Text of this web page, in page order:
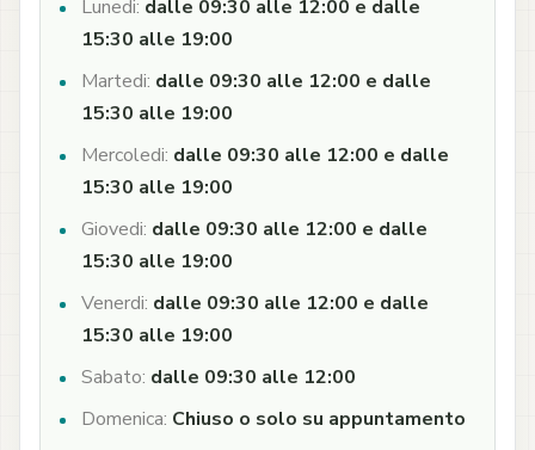
Lunedi: dalle 09:30 alle 12:00 e dalle
15:30 alle 19:00
Martedi: dalle 09:30 alle 12:00 e dalle
15:30 alle 19:00
Mercoledi: dalle 09:30 alle 12:00 e dalle
15:30 alle 19:00
Giovedi: dalle 09:30 alle 12:00 e dalle
15:30 alle 19:00
Venerdi: dalle 09:30 alle 12:00 e dalle
15:30 alle 19:00
Sabato: dalle 09:30 alle 12:00
Domenica: Chiuso o solo su appuntamento